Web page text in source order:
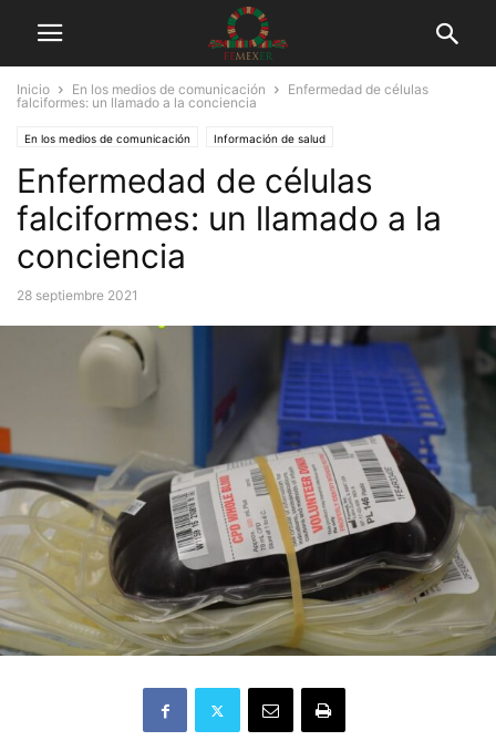
Inicio En los medios de comunicación
Enfermedad de células
falciformes: un llamado a la conciencia
En los medios de comunicación Información de salud
Enfermedad de células
falciformes: un llamado a la
conciencia
28 septiembre 2021